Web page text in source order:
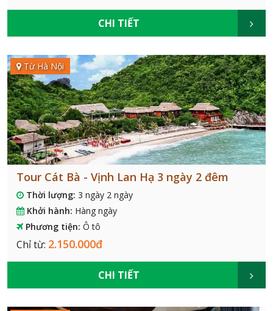
CHI TIẾT
Từ Hà Nội
Tour Cát Bà - Vịnh Lan Hạ 3 ngày 2 đêm
Thời lượng: 3 ngày 2 ngày
Khởi hành: Hàng ngày
Phương tiện: Ô tô
Chỉ từ: 2.150.000đ
CHI TIẾT